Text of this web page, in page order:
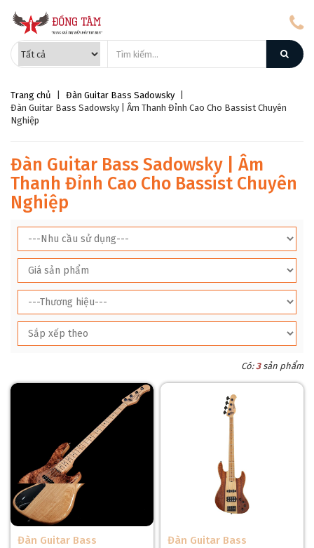
Trang chủ Đàn Guitar Bass Sadowsky
Đàn Guitar Bass Sadowsky | Âm Thanh Đỉnh Cao Cho Bassist Chuyên
Nghiệp
Đàn Guitar Bass Sadowsky | Âm
Thanh Đỉnh Cao Cho Bassist Chuyên
Nghiệp
Có:3sản phẩm
Đàn Guitar Bass
Đàn Guitar Bass